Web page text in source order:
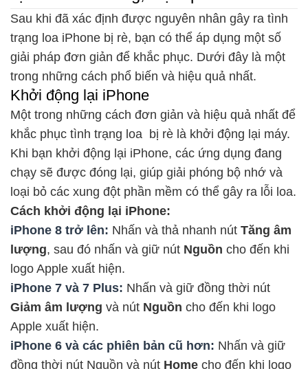
Sau khi đã xác định được nguyên nhân gây ra tình
trạng loa iPhone bị rè, bạn có thể áp dụng một số
giải pháp đơn giản để khắc phục. Dưới đây là một
trong những cách phổ biến và hiệu quả nhất.
Khởi động lại iPhone
Một trong những cách đơn giản và hiệu quả nhất để
khắc phục tình trạng loa bị rè là khởi động lại máy.
Khi bạn khởi động lại iPhone, các ứng dụng đang
chạy sẽ được đóng lại, giúp giải phóng bộ nhớ và
loại bỏ các xung đột phần mềm có thể gây ra lỗi loa.
Cách khởi động lại iPhone:
iPhone 8 trở lên: Nhấn và thả nhanh nút Tăng âm
lượng, sau đó nhấn và giữ nút Nguồn cho đến khi
logo Apple xuất hiện.
iPhone 7 và 7 Plus: Nhấn và giữ đồng thời nút
Giảm âm lượng và nút Nguồn cho đến khi logo
Apple xuất hiện.
iPhone 6 và các phiên bản cũ hơn: Nhấn và giữ
đồng thời nút Nguồn và nút Home cho đến khi logo